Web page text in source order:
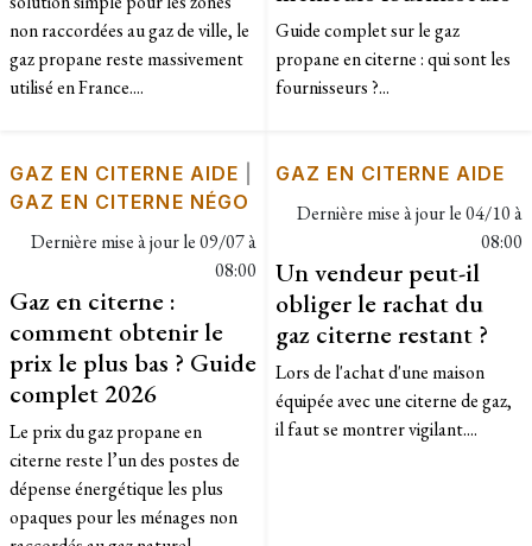
non raccordées au gaz de ville, le
gaz propane reste massivement
utilisé en France....
Guide complet sur le gaz
propane en citerne : qui sont les
fournisseurs ?...
GAZ EN CITERNE AIDE
GAZ EN CITERNE NÉGO
Dernière mise à jour le09/07 à
08:00
Gaz en citerne :
comment obtenir le
prix le plus bas ? Guide
complet 2026
Le prix du gaz propane en
citerne reste l’un des postes de
dépense énergétique les plus
opaques pour les ménages non
GAZ EN CITERNE AIDE
Dernière mise à jour le04/10 à
08:00
Un vendeur peut-il
obliger le rachat du
gaz citerne restant ?
Lors de l'achat d'une maison
équipée avec une citerne de gaz,
il faut se montrer vigilant....